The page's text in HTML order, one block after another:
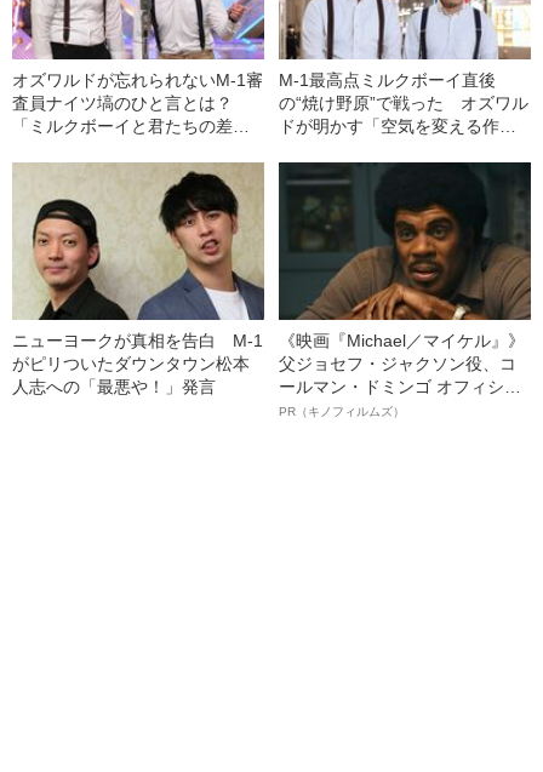
オズワルドが忘れられないM-1審
査員ナイツ塙のひと言とは？
「ミルクボーイと君たちの差
M-1最高点ミルクボーイ直後
の“焼け野原”で戦った オズワル
ドが明かす「空気を変える作
ニューヨークが真相を告白 M-1
がピリついたダウンタウン松本
人志への「最悪や！」発言
《映画『Michael／マイケル』》
父ジョセフ・ジャクソン役、コ
ールマン・ドミンゴ オフィシャ
ルインタビュー“観客を魅了した
PR（キノフィルムズ）